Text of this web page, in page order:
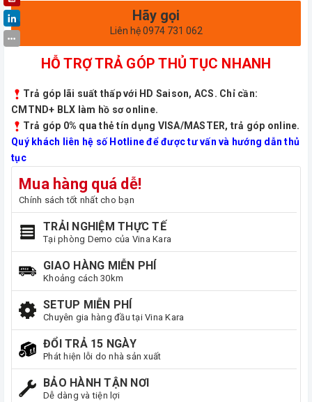
Hãy gọi
Liên hệ 0974 731 062
HỖ TRỢ TRẢ GÓP THỦ TỤC NHANH
Trả góp lãi suất thấp với HD Saison, ACS. Chỉ cần:
CMTND+ BLX làm hồ sơ online.
Trả góp 0% qua thẻ tín dụng VISA/MASTER, trả góp online.
Quý khách liên hệ số Hotline để được tư vấn và hướng dẫn thủ
tục
Mua hàng quá dễ!
Chính sách tốt nhất cho bạn
TRẢI NGHIỆM THỰC TẾ
Tại phòng Demo của Vina Kara
GIAO HÀNG MIỄN PHÍ
Khoảng cách 30km
SETUP MIỄN PHÍ
Chuyên gia hàng đầu tại Vina Kara
ĐỔI TRẢ 15 NGÀY
Phát hiện lỗi do nhà sản xuất
BẢO HÀNH TẬN NƠI
Dễ dàng và tiện lợi